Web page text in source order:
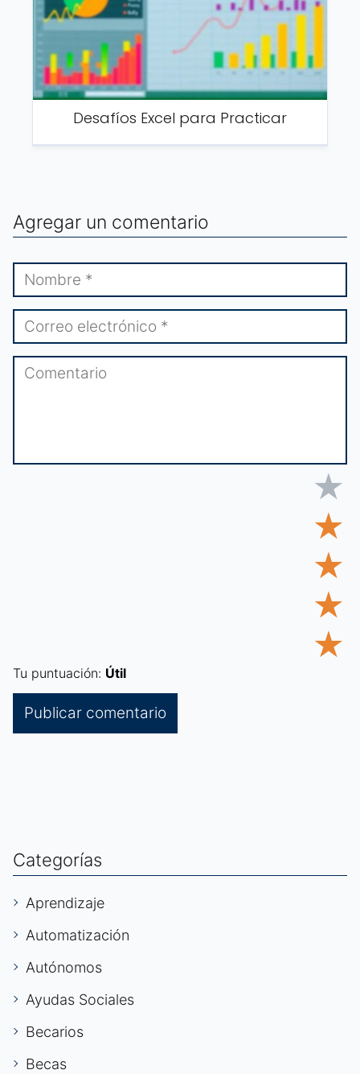
Desafíos Excel para Practicar
Agregar un comentario
★
★
★
★
★
Tu puntuación: Útil
Categorías
Aprendizaje
Automatización
Autónomos
Ayudas Sociales
Becarios
Becas